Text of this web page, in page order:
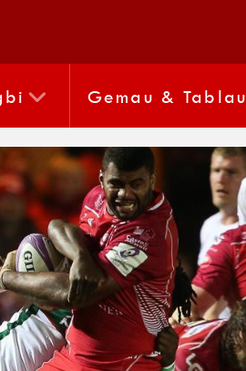
Gemau & Tablau